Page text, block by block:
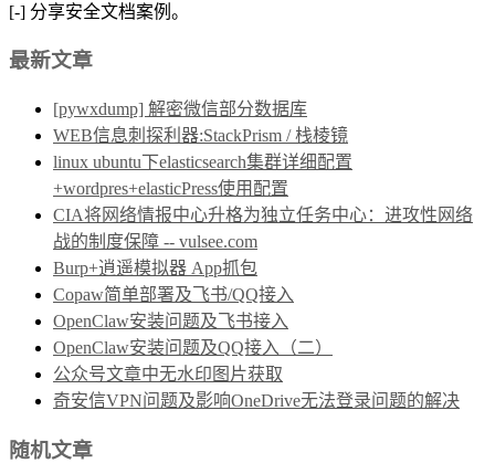
[-] 分享安全文档案例。
最新文章
[pywxdump] 解密微信部分数据库
WEB信息刺探利器:StackPrism / 栈棱镜
linux ubuntu下elasticsearch集群详细配置
+wordpres+elasticPress使用配置
CIA将网络情报中心升格为独立任务中心：进攻性网络
战的制度保障 -- vulsee.com
Burp+逍遥模拟器 App抓包
Copaw简单部署及飞书/QQ接入
OpenClaw安装问题及飞书接入
OpenClaw安装问题及QQ接入（二）
公众号文章中无水印图片获取
奇安信VPN问题及影响OneDrive无法登录问题的解决
随机文章